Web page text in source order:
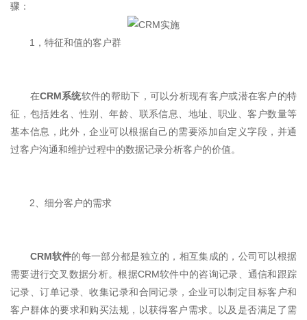
骤：
1，特征和值的客户群
在CRM系统软件的帮助下，可以分析现有客户或潜在客户的特
征，包括姓名、性别、年龄、联系信息、地址、职业、客户数量等
基本信息，此外，企业可以根据自己的需要添加自定义字段，并通
过客户沟通和维护过程中的数据记录分析客户的价值。
2、细分客户的需求
CRM软件的每一部分都是独立的，相互集成的，公司可以根据
需要进行交叉数据分析。根据CRM软件中的咨询记录、通信和跟踪
记录、订单记录、收集记录和合同记录，企业可以制定目标客户和
客户群体的要求和购买法规，以获得客户需求。以及是否满足了需